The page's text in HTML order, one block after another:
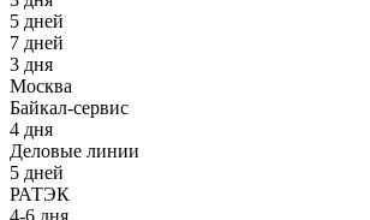
5 дней
7 дней
3 дня
Москва
Байкал-сервис
4 дня
Деловые линии
5 дней
РАТЭК
4-6 дня